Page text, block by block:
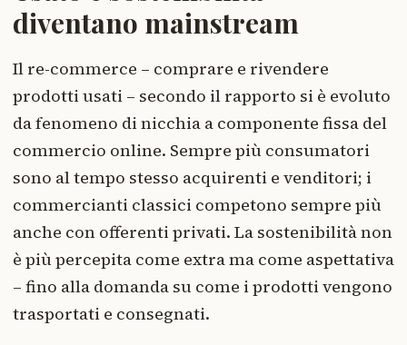
diventano mainstream
Il re-commerce – comprare e rivendere
prodotti usati – secondo il rapporto si è evoluto
da fenomeno di nicchia a componente fissa del
commercio online. Sempre più consumatori
sono al tempo stesso acquirenti e venditori; i
commercianti classici competono sempre più
anche con offerenti privati. La sostenibilità non
è più percepita come extra ma come aspettativa
– fino alla domanda su come i prodotti vengono
trasportati e consegnati.